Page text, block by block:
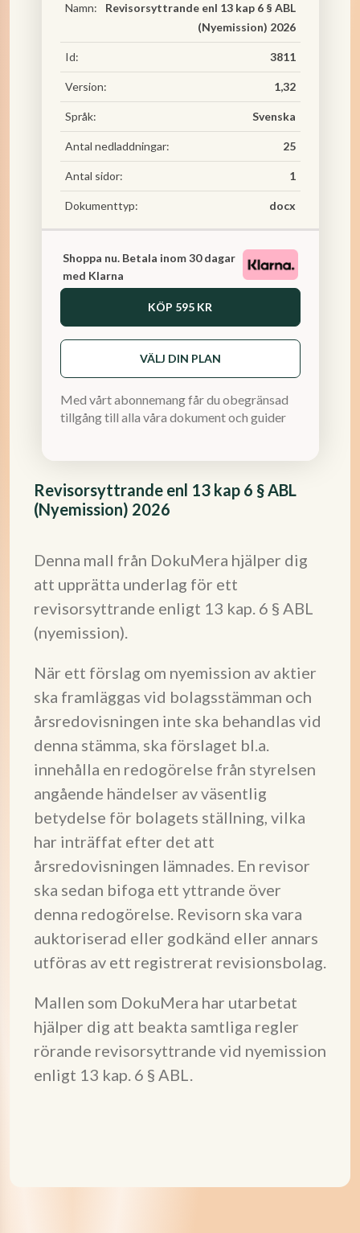
Revisorsyttrande enl 13 kap 6 § ABL
(Nyemission) 2026
Denna mall från DokuMera hjälper dig
att upprätta underlag för ett
revisorsyttrande enligt 13 kap. 6 § ABL
(nyemission).
När ett förslag om nyemission av aktier
ska framläggas vid bolagsstämman och
årsredovisningen inte ska behandlas vid
denna stämma, ska förslaget bl.a.
innehålla en redogörelse från styrelsen
angående händelser av väsentlig
betydelse för bolagets ställning, vilka
har inträffat efter det att
årsredovisningen lämnades. En revisor
ska sedan bifoga ett yttrande över
denna redogörelse. Revisorn ska vara
auktoriserad eller godkänd eller annars
utföras av ett registrerat revisionsbolag.
Mallen som DokuMera har utarbetat
hjälper dig att beakta samtliga regler
rörande revisorsyttrande vid nyemission
enligt 13 kap. 6 § ABL.
Namn:
Revisorsyttrande enl 13 kap 6 § ABL
(Nyemission) 2026
Id: 3811
Version: 1,32
Språk: Svenska
Antal nedladdningar: 25
Antal sidor: 1
Dokumenttyp: docx
Shoppa nu. Betala inom 30 dagar
med Klarna
KÖP 595 KR
VÄLJ DIN PLAN
Med vårt abonnemang får du obegränsad
tillgång till alla våra dokument och guider